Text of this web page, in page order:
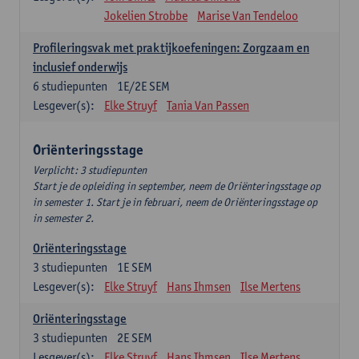
Jokelien Strobbe
Marise Van Tendeloo
Profileringsvak met praktijkoefeningen: Zorgzaam en
inclusief onderwijs
1E/2E SEM
6 studiepunten
Lesgever(s):
Elke Struyf Tania Van Passen
Oriënteringsstage
Verplicht: 3 studiepunten
Start je de opleiding in september, neem de Oriënteringsstage op
in semester 1. Start je in februari, neem de Oriënteringsstage op
in semester 2.
Oriënteringsstage
1E SEM
3 studiepunten
Lesgever(s):
Elke Struyf Hans Ihmsen Ilse Mertens
Oriënteringsstage
2E SEM
3 studiepunten